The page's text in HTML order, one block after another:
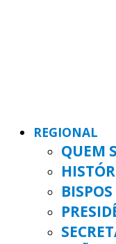
REGIONAL
QUEM
BISPOS